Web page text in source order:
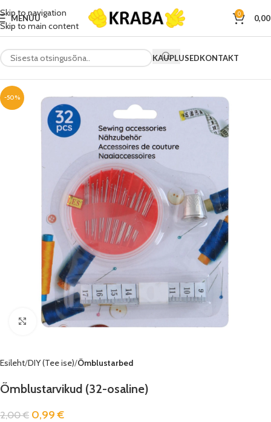
Skip to navigation
Skip to main content
MENÜÜ 0
KAUPLUSEDKONTAKT
-50%
Vaata pilti
Esileht DIY (Tee ise) Õmblustarbed
Õmblustarvikud (32-osaline)
2,00€ 0,99€